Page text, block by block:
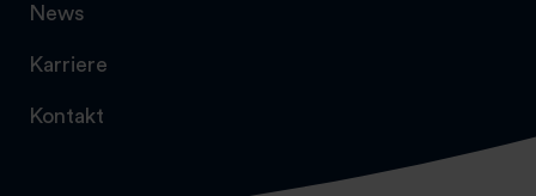
News
Karriere
Kontakt